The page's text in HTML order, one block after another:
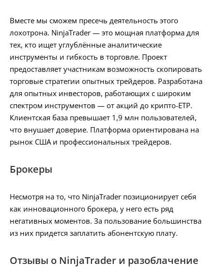
Вместе мы сможем пресечь деятельность этого
лохотрона. NinjaTrader — это мощная платформа для
тех, кто ищет углублённые аналитические
инструменты и гибкость в торговле. Проект
предоставляет участникам возможность скопировать
торговые стратегии опытных трейдеров. Разработана
для опытных инвесторов, работающих с широким
спектром инструментов — от акций до крипто-ETP.
Клиентская база превышает 1,9 млн пользователей,
что внушает доверие. Платформа ориентирована на
рынок США и профессиональных трейдеров.
Брокеры
Несмотря на то, что NinjaTrader позиционирует себя
как инновационного брокера, у него есть ряд
негативных моментов. За пользование большинства
из них придется заплатить абонентскую плату.
Отзывы о NinjaTrader и разоблачение